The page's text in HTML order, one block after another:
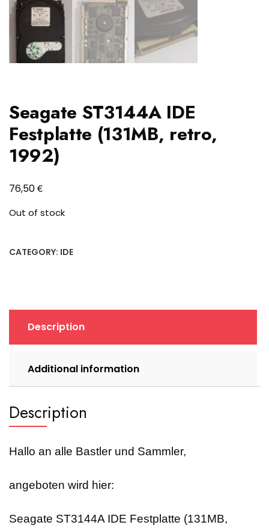
Seagate ST3144A IDE
Festplatte (131MB, retro,
1992)
76,50€
Out of stock
CATEGORY: IDE
Description
Additional information
Description
Hallo an alle Bastler und Sammler,
angeboten wird hier:
Seagate ST3144A IDE Festplatte (131MB,